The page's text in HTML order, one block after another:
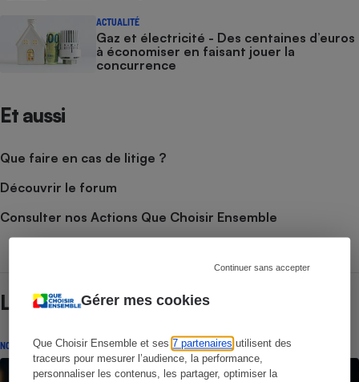
Gérer mes cookies
Que Choisir Ensemble et ses7 partenaires utilisent des
traceurs pour mesurer l’audience, la performance,
personnaliser les contenus, les partager, optimiser la
Continuer sans accepter
ACTUALITÉ
Gaz et électricité - Des centaines d’euros
à économiser en faisant jouer la
concurrence
Et aussi
Que faire en cas de litige ?
Découvrir le forum
Consulter nos Actions Que Choisir Ensemble
Lire aussi
NOS COMBATS